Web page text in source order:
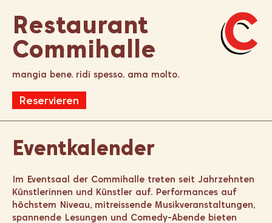
Restaurant
Commihalle
mangia bene. ridi spesso. ama molto.
Reservieren
Eventkalender
Im Eventsaal der Commihalle treten seit Jahrzehnten
Künstlerinnen und Künstler auf. Performances auf
höchstem Niveau, mitreissende Musikveranstaltungen,
spannende Lesungen und Comedy-Abende bieten